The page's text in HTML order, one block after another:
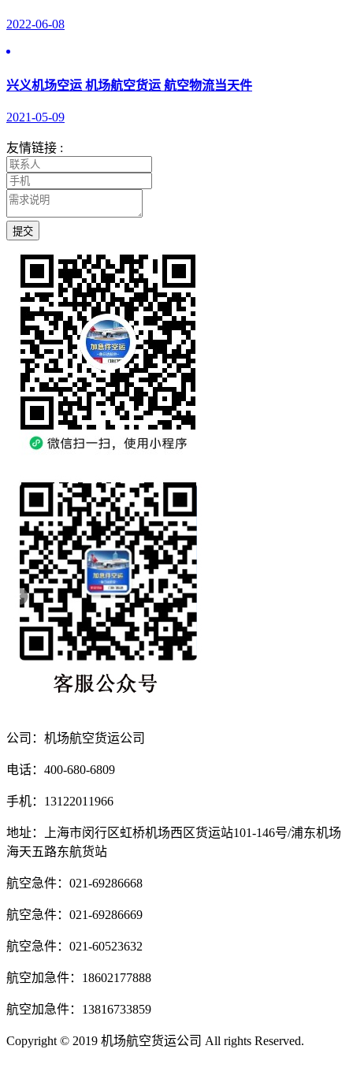
2022-06-08
兴义机场空运 机场航空货运 航空物流当天件
2021-05-09
友情链接 :
提交
公司：机场航空货运公司
电话：400-680-6809
手机：13122011966
地址：上海市闵行区虹桥机场西区货运站101-146号/浦东机场
海天五路东航货站
航空急件：021-69286668
航空急件：021-69286669
航空急件：021-60523632
航空加急件：18602177888
航空加急件：13816733859
Copyright © 2019 机场航空货运公司 All rights Reserved.